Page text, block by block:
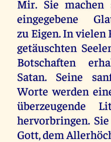
Mir. Sie machen
eingegebene
zu Eigen. In vielen
getäuschten
Botschaften
Satan. Seine
Worte werden
überzeugende
hervorbringen.
Gott, dem